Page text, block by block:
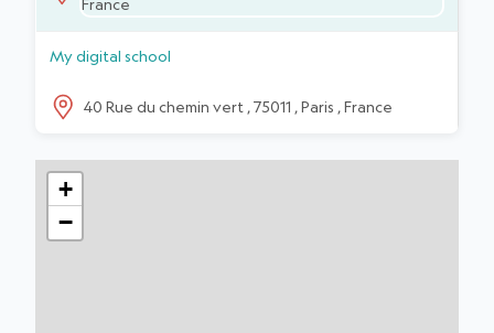
France
My digital school
40 Rue du chemin vert , 75011 , Paris , France
+
−